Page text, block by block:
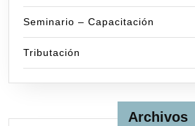
Seminario – Capacitación
Tributación
Archivos